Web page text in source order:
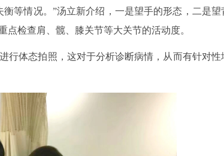
等情况。”汤立新介绍，一是望手的形态，二是望
检查肩、髋、膝关节等大关节的活动度。
行体态拍照，这对于分析诊断病情，从而有针对性